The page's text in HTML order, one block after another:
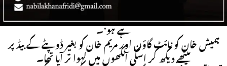
ہے ہو”۔
ہمیش خان کو نائٹ گاؤن اور مریم خان کو بغیر ڈوپٹے کے بیڈ پر
بیٹھے دیکھ کر اسکی آنکھوں میں لہوا تر آیا تھا۔